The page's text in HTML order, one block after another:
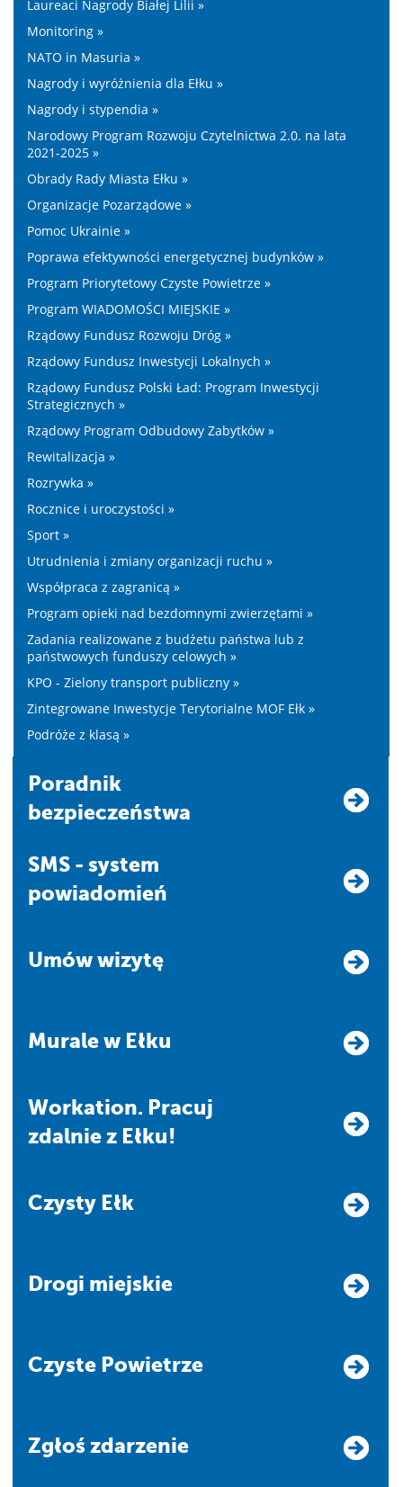
Laureaci Nagrody Białej Lilii »
Monitoring »
NATO in Masuria »
Nagrody i wyróżnienia dla Ełku »
Nagrody i stypendia »
Narodowy Program Rozwoju Czytelnictwa 2.0. na lata
2021-2025 »
Obrady Rady Miasta Ełku »
Organizacje Pozarządowe »
Pomoc Ukrainie »
Poprawa efektywności energetycznej budynków »
Program Priorytetowy Czyste Powietrze »
Program WIADOMOŚCI MIEJSKIE »
Rządowy Fundusz Rozwoju Dróg »
Rządowy Fundusz Inwestycji Lokalnych »
Rządowy Fundusz Polski Ład: Program Inwestycji
Strategicznych »
Rządowy Program Odbudowy Zabytków »
Rewitalizacja »
Rozrywka »
Rocznice i uroczystości »
Sport »
Utrudnienia i zmiany organizacji ruchu »
Współpraca z zagranicą »
Program opieki nad bezdomnymi zwierzętami »
Zadania realizowane z budżetu państwa lub z
państwowych funduszy celowych »
KPO - Zielony transport publiczny »
Zintegrowane Inwestycje Terytorialne MOF Ełk »
Podróże z klasą »
Poradnik
bezpieczeństwa
SMS - system
powiadomień
Umów wizytę
Murale w Ełku
Workation. Pracuj
zdalnie z Ełku!
Czysty Ełk
Drogi miejskie
Czyste Powietrze
Zgłoś zdarzenie